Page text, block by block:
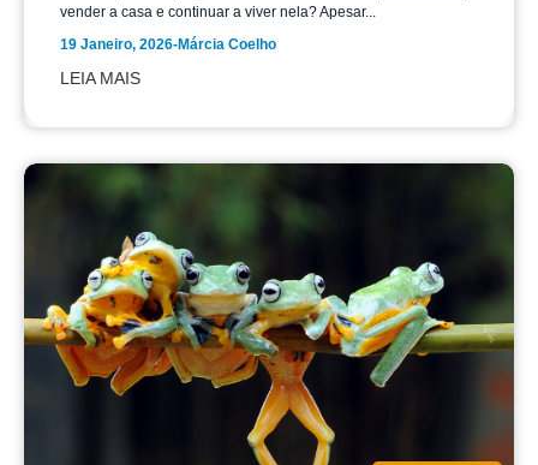
vender a casa e continuar a viver nela? Apesar...
19 Janeiro, 2026-Márcia Coelho
LEIA MAIS